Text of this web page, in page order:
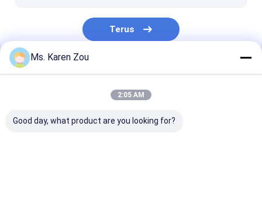
Genset Perkins
Generator Baudouin
Terus
Kategori Kami
Ms. Karen Zou
2:05 AM
Good day, what product are you looking for?